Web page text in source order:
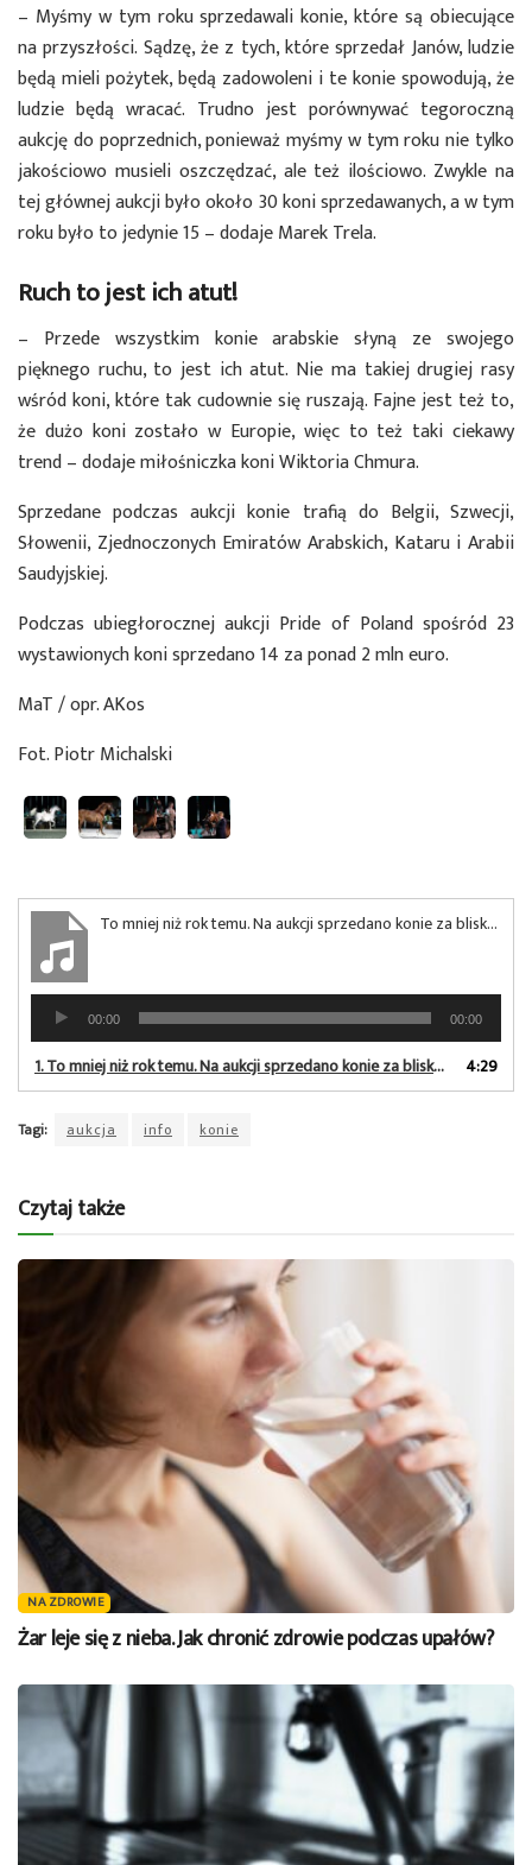
– Myśmy w tym roku sprzedawali konie, które są obiecujące
na przyszłości. Sądzę, że z tych, które sprzedał Janów, ludzie
będą mieli pożytek, będą zadowoleni i te konie spowodują, że
ludzie będą wracać. Trudno jest porównywać tegoroczną
aukcję do poprzednich, ponieważ myśmy w tym roku nie tylko
jakościowo musieli oszczędzać, ale też ilościowo. Zwykle na
tej głównej aukcji było około 30 koni sprzedawanych, a w tym
roku było to jedynie 15 – dodaje Marek Trela.
Ruch to jest ich atut!
– Przede wszystkim konie arabskie słyną ze swojego
pięknego ruchu, to jest ich atut. Nie ma takiej drugiej rasy
wśród koni, które tak cudownie się ruszają. Fajne jest też to,
że dużo koni zostało w Europie, więc to też taki ciekawy
trend – dodaje miłośniczka koni Wiktoria Chmura.
Sprzedane podczas aukcji konie trafią do Belgii, Szwecji,
Słowenii, Zjednoczonych Emiratów Arabskich, Kataru i Arabii
Saudyjskiej.
Podczas ubiegłorocznej aukcji Pride of Poland spośród 23
wystawionych koni sprzedano 14 za ponad 2 mln euro.
MaT / opr. AKos
Fot. Piotr Michalski
To mniej niż rok temu. Na aukcji sprzedano konie za blisko 650 tys. euro
Odtwarzacz
plików
dźwiękowych
00:00 00:00
1.To mniej niż rok temu. Na aukcji sprzedano konie za blisko 650 tys. euro 4:29
Tagi: aukcja info konie
Czytaj także
NA ZDROWIE
Żar leje się z nieba. Jak chronić zdrowie podczas upałów?